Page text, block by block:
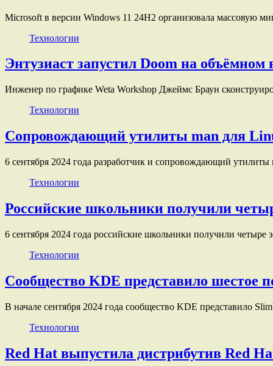
Microsoft в версии Windows 11 24H2 организовала массовую
Технологии
Энтузиаст запустил Doom на объёмном
Инженер по графике Weta Workshop Джеймс Браун
Технологии
Сопровождающий утилиты man для
6 сентября 2024 года разработчик и сопровождающий
Технологии
Российские школьники получили
6 сентября 2024 года российские школьники получили
Технологии
Сообщество KDE представило шестое
В начале сентября 2024 года сообщество KDE представило
Технологии
Red Hat выпустила дистрибутив Red